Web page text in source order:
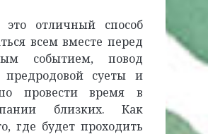
отличный способ
всем вместе перед
событием, повод
предродовой суеты и
провести время в
близких. Как
где будет проходить